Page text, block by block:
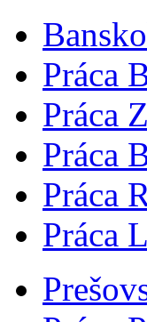
Práca
Práca
Práca
Práca
Práca